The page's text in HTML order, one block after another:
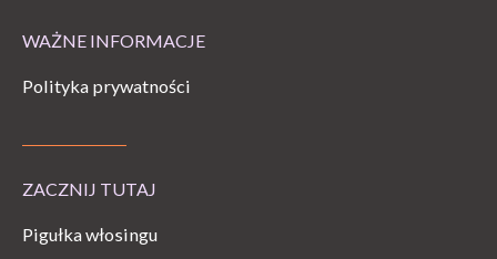
WAŻNE INFORMACJE
Polityka prywatności
ZACZNIJ TUTAJ
Pigułka włosingu